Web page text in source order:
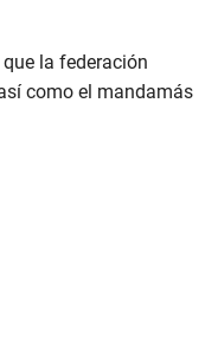
la federación
como el mandamás